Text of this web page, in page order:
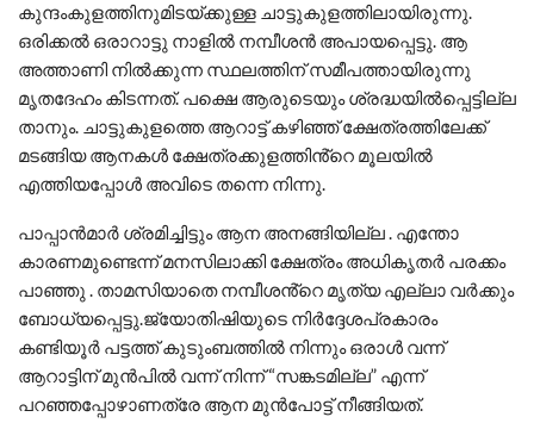
കുന്ദംകുളത്തിനുമിടയ്ക്കുള്ള ചാട്ടുകുളത്തിലായിരുന്നു.
ഒരിക്കൽ ഒരാറാട്ടു നാളിൽ നമ്പീശൻ അപായപ്പെട്ടു. ആ
അത്താണി നിൽക്കുന്ന സ്ഥലത്തിന് സമീപത്തായിരുന്നു
മൃതദേഹം കിടന്നത്. പക്ഷെ ആരുടെയും ശ്രദ്ധയിൽപ്പെട്ടില്ല
താനും. ചാട്ടുകുളത്തെ ആറാട്ട് കഴിഞ്ഞ് ക്ഷേത്രത്തിലേക്ക്
മടങ്ങിയ ആനകൾ ക്ഷേത്രക്കുളത്തിൻ്റെ മൂലയിൽ
എത്തിയപ്പോൾ അവിടെ തന്നെ നിന്നു.
പാപ്പാൻമാർ ശ്രമിച്ചിട്ടും ആന അനങ്ങിയില്ല . എന്തോ
കാരണമുണ്ടെന്ന് മനസിലാക്കി ക്ഷേത്രം അധികൃതർ പരക്കം
പാഞ്ഞു . താമസിയാതെ നമ്പീശൻ്റെ മൃത്യ എല്ലാ വർക്കും
ബോധ്യപ്പെട്ടു.ജ്യോതിഷിയുടെ നിർദ്ദേശപ്രകാരം
കണ്ടിയൂർ പട്ടത്ത് കുടുംബത്തിൽ നിന്നും ഒരാൾ വന്ന്
ആറാട്ടിന് മുൻപിൽ വന്ന് നിന്ന് “സങ്കടമില്ല” എന്ന്
പറഞ്ഞപ്പോഴാണത്രേ ആന മുൻപോട്ട് നീങ്ങിയത്.